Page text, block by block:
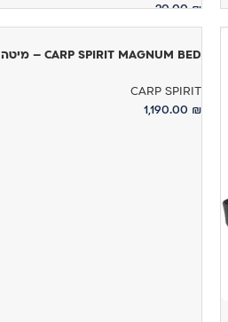
20.00₪
CARP SPIRIT MAGNUM BED – מיטה
CARP SPIRIT
1,190.00 ₪